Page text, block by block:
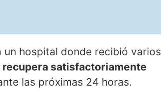
hospital donde recibió varios
recupera satisfactoriamente
las próximas 24 horas.